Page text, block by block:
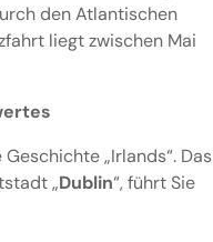
den Atlantischen
liegt zwischen Mai
„Irlands“. Das
„Dublin“, führt Sie